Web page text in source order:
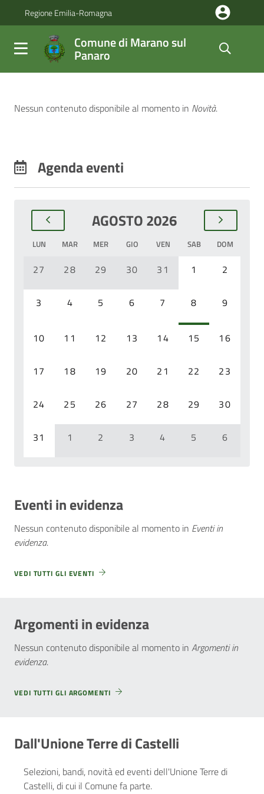
Salta al contenuto principale della pagina
Regione Emilia-Romagna
Comune di Marano sul
Panaro
Comune di Marano sul
Novità
Nessun contenuto disponibile al momento in Novità.
Agenda eventi
AGOSTO 2026
LUN MAR MER GIO VEN SAB DOM
27 28 29 30 31 1 2
3 4 5 6 7 8 9
10 11 12 13 14 15 16
17 18 19 20 21 22 23
24 25 26 27 28 29 30
31 1 2 3 4 5 6
Eventi in evidenza
Nessun contenuto disponibile al momento in Eventi in
evidenza.
VEDI TUTTI GLI EVENTI
Argomenti in evidenza
Nessun contenuto disponibile al momento in Argomenti in
evidenza.
VEDI TUTTI GLI ARGOMENTI
Dall'Unione Terre di Castelli
Selezioni, bandi, novità ed eventi dell'Unione Terre di
Castelli, di cui il Comune fa parte.